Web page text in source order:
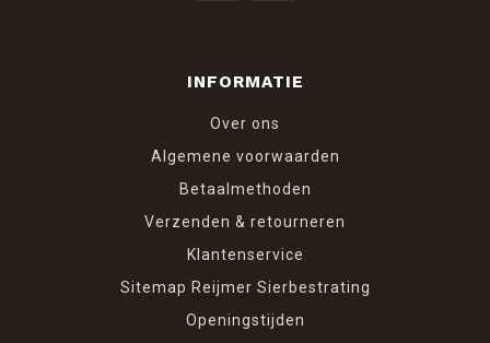
INFORMATIE
Over ons
Algemene voorwaarden
Betaalmethoden
Verzenden & retourneren
Klantenservice
Sitemap Reijmer Sierbestrating
Openingstijden